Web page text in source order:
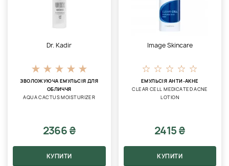
Dr. Kadir
ЗВОЛОЖУЮЧА ЕМУЛЬСІЯ ДЛЯ
ОБЛИЧЧЯ
AQUA CACTUS MOISTURIZER
2366 ₴
КУПИТИ
Image Skincare
ЕМУЛЬСІЯ АНТИ-АКНЕ
CLEAR CELL MEDICATED ACNE
LOTION
2415 ₴
КУПИТИ